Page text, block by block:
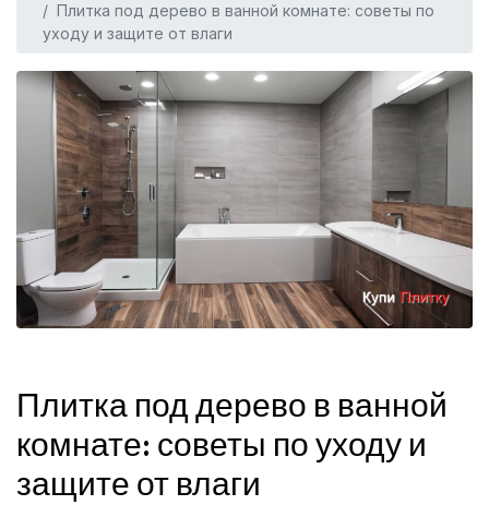
Плитка под дерево в ванной комнате: советы по
уходу и защите от влаги
Плитка под дерево в ванной
комнате: советы по уходу и
защите от влаги